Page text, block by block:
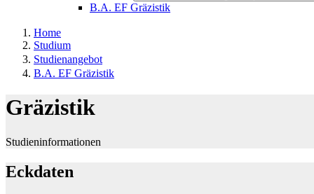
B.A. EF Gräzistik
Home
Studium
Studienangebot
B.A. EF Gräzistik
Gräzistik
Studieninformationen
Eckdaten